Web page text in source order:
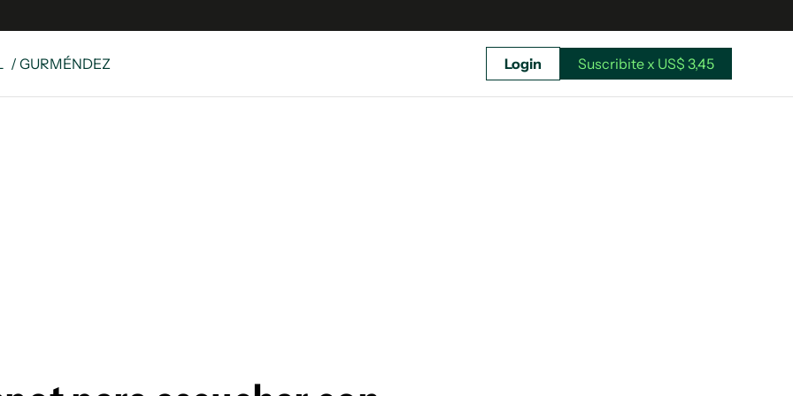
/ GURMÉNDEZ Login Suscribite x US$ 3,45